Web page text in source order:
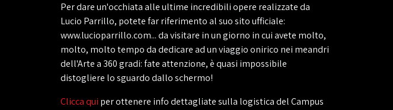
Per dare un'occhiata alle ultime incredibili opere realizzate da
Lucio Parrillo, potete far riferimento al suo sito ufficiale:
www.lucioparrillo.com... da visitare in un giorno in cui avete molto,
molto, molto tempo da dedicare ad un viaggio onirico nei meandri
dell'Arte a 360 gradi: fate attenzione, è quasi impossibile
distogliere lo sguardo dallo schermo!
Clicca qui per ottenere info dettagliate sulla logistica del Campus